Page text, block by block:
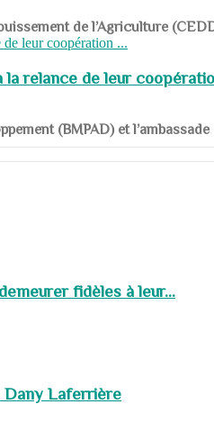
de l’Agriculture
la relance de leur
(BMPAD) et
fidèles à leur...
Dany Laferrière